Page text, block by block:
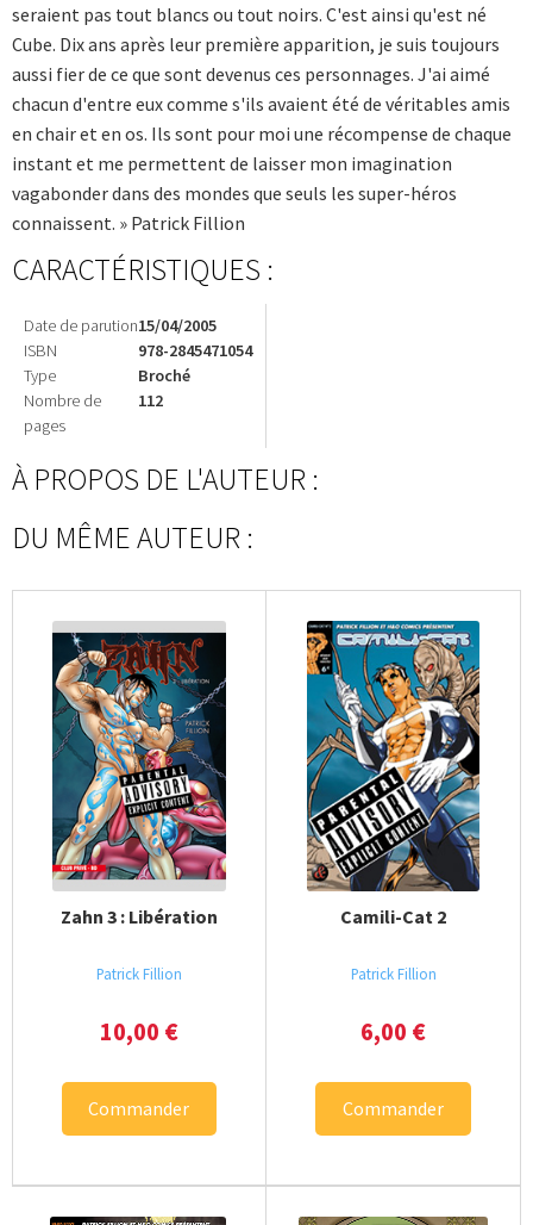
seraient pas tout blancs ou tout noirs. C'est ainsi qu'est né
Cube. Dix ans après leur première apparition, je suis toujours
aussi fier de ce que sont devenus ces personnages. J'ai aimé
chacun d'entre eux comme s'ils avaient été de véritables amis
en chair et en os. Ils sont pour moi une récompense de chaque
instant et me permettent de laisser mon imagination
vagabonder dans des mondes que seuls les super-héros
connaissent. » Patrick Fillion
CARACTÉRISTIQUES :
Date de parution
ISBN
Type
Nombre de
pages
15/04/2005
978-2845471054
Broché
112
À PROPOS DE L'AUTEUR :
DU MÊME AUTEUR :
Zahn 3 : Libération
Patrick Fillion
10,00 €
Commander
Camili-Cat 2
Patrick Fillion
6,00 €
Commander